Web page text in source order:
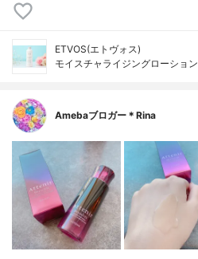
ETVOS(エトヴォス)
モイスチャライジングローション
Amebaブロガー＊Rina